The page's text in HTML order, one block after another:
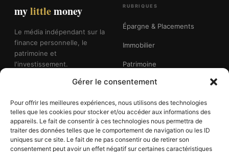
Gérer le consentement
Pour offrir les meilleures expériences, nous utilisons des technologies
telles que les cookies pour stocker et/ou accéder aux informations des
appareils. Le fait de consentir à ces technologies nous permettra de
traiter des données telles que le comportement de navigation ou les ID
uniques sur ce site. Le fait de ne pas consentir ou de retirer son
consentement peut avoir un effet négatif sur certaines caractéristiques
mylittlemoney
Le média indépendant sur la
finance personnelle, le
patrimoine et
l'investissement.
RUBRIQUES
Épargne & Placements
Immobilier
Patrimoine
Fiscalité
Retraite
Lifestyle